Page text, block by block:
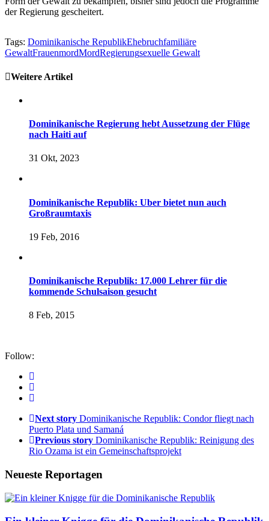
der Regierung gescheitert.
Tags: Dominikanische RepublikEhebruchfamiliäre
GewaltFrauenmordMordRegierungsexuelle Gewalt
Weitere Artikel
Dominikanische Regierung hebt Aussetzung der Flüge
nach Haiti auf
31 Okt, 2023
Dominikanische Republik: Uber bietet nun auch
Großraumtaxis
19 Feb, 2016
Dominikanische Republik: 17.000 Lehrer für die
kommende Schulsaison gesucht
8 Feb, 2015
Follow:
Next story Dominikanische Republik: Condor fliegt nach
Puerto Plata und Samaná
Previous story Dominikanische Republik: Reinigung des
Rio Ozama ist ein Gemeinschaftsprojekt
Neueste Reportagen